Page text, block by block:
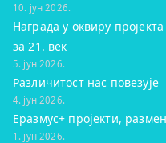
10. јун 2026.
Награда у оквиру
за 21. век
5. јун 2026.
Различитост нас повезује
4. јун 2026.
Еразмус+ пројекти,
1. јун 2026.